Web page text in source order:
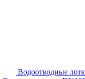
Водоотводные